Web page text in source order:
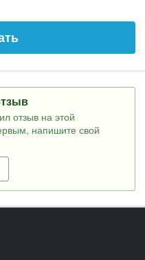
отзыв на этой
напишите свой